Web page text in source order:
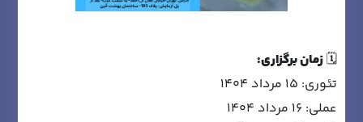
🗓️زمان برگزاری:
تئوری: 15 مرداد 1404
عملی: 16 مرداد 1404